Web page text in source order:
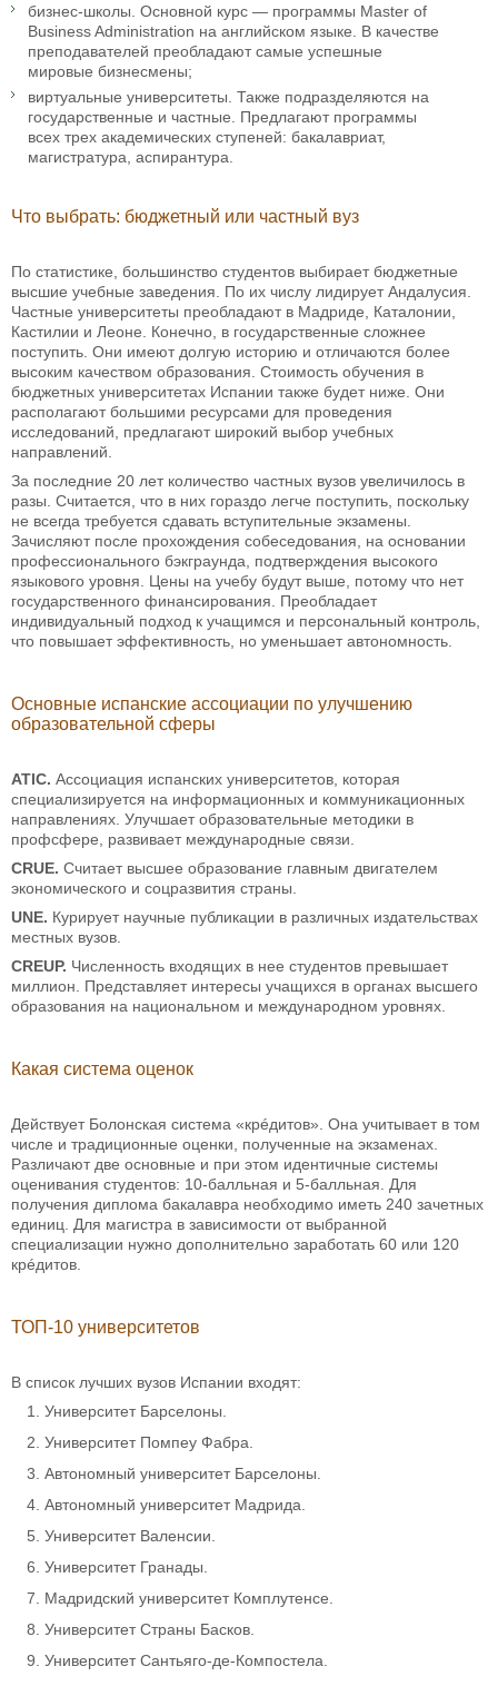
бизнес-школы. Основной курс — программы Master of
Business Administration на английском языке. В качестве
преподавателей преобладают самые успешные
мировые бизнесмены;
виртуальные университеты. Также подразделяются на
государственные и частные. Предлагают программы
всех трех академических ступеней: бакалавриат,
магистратура, аспирантура.
Что выбрать: бюджетный или частный вуз
По статистике, большинство студентов выбирает бюджетные
высшие учебные заведения. По их числу лидирует Андалусия.
Частные университеты преобладают в Мадриде, Каталонии,
Кастилии и Леоне. Конечно, в государственные сложнее
поступить. Они имеют долгую историю и отличаются более
высоким качеством образования. Стоимость обучения в
бюджетных университетах Испании также будет ниже. Они
располагают большими ресурсами для проведения
исследований, предлагают широкий выбор учебных
направлений.
За последние 20 лет количество частных вузов увеличилось в
разы. Считается, что в них гораздо легче поступить, поскольку
не всегда требуется сдавать вступительные экзамены.
Зачисляют после прохождения собеседования, на основании
профессионального бэкграунда, подтверждения высокого
языкового уровня. Цены на учебу будут выше, потому что нет
государственного финансирования. Преобладает
индивидуальный подход к учащимся и персональный контроль,
что повышает эффективность, но уменьшает автономность.
Основные испанские ассоциации по улучшению
образовательной сферы
ATIC. Ассоциация испанских университетов, которая
специализируется на информационных и коммуникационных
направлениях. Улучшает образовательные методики в
профсфере, развивает международные связи.
CRUE. Считает высшее образование главным двигателем
экономического и соцразвития страны.
UNE. Курирует научные публикации в различных издательствах
местных вузов.
CREUP. Численность входящих в нее студентов превышает
миллион. Представляет интересы учащихся в органах высшего
образования на национальном и международном уровнях.
Какая система оценок
Действует Болонская система «крéдитов». Она учитывает в том
числе и традиционные оценки, полученные на экзаменах.
Различают две основные и при этом идентичные системы
оценивания студентов: 10-балльная и 5-балльная. Для
получения диплома бакалавра необходимо иметь 240 зачетных
единиц. Для магистра в зависимости от выбранной
специализации нужно дополнительно заработать 60 или 120
крéдитов.
ТОП-10 университетов
В список лучших вузов Испании входят:
Университет Барселоны.
Университет Помпеу Фабра.
Автономный университет Барселоны.
Автономный университет Мадрида.
Университет Валенсии.
Университет Гранады.
Мадридский университет Комплутенсе.
Университет Страны Басков.
Университет Сантьяго-де-Компостела.